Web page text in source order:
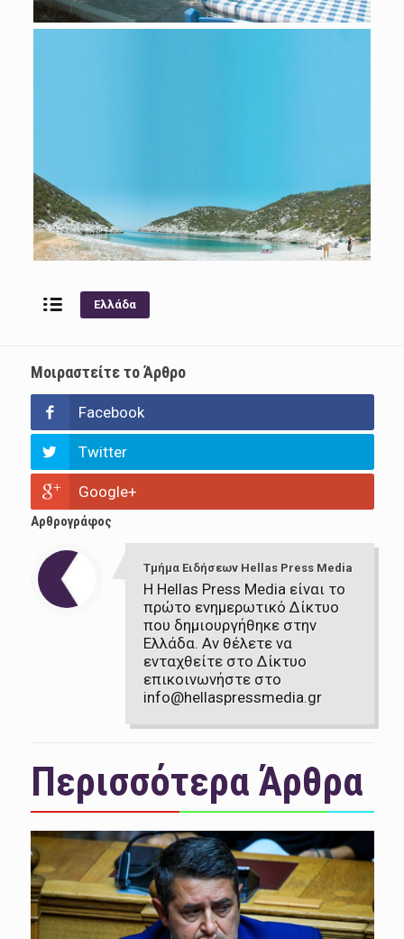
Ελλάδα
Μοιραστείτε το Άρθρο
Facebook
Twitter
Google+
Αρθρογράφος
Τμήμα Ειδήσεων Hellas Press Media
Η Hellas Press Media είναι το
πρώτο ενημερωτικό Δίκτυο
που δημιουργήθηκε στην
Ελλάδα. Αν θέλετε να
ενταχθείτε στο Δίκτυο
επικοινωνήστε στο
info@hellaspressmedia.gr
Περισσότερα Άρθρα